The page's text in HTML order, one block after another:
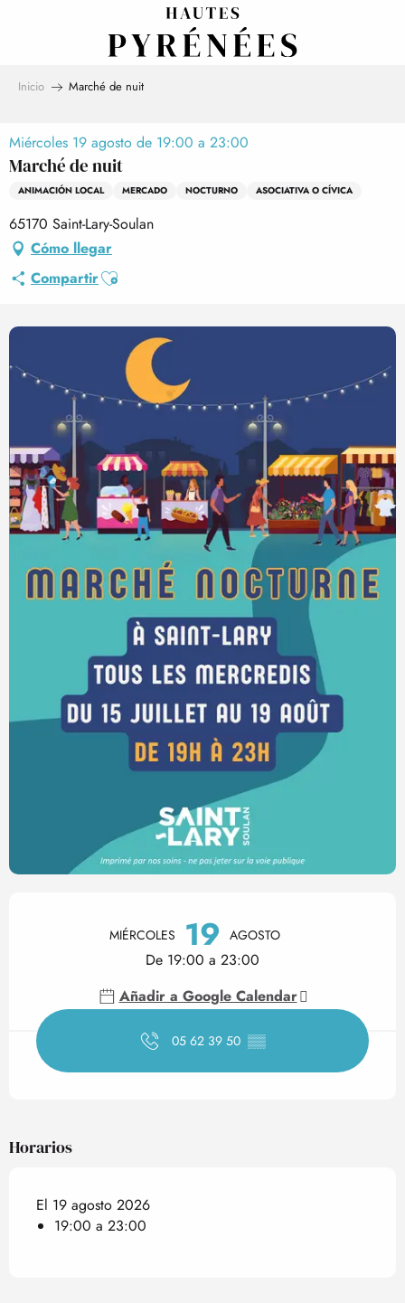
Inicio Marché de nuit
Miércoles 19 agosto de 19:00 a 23:00
Marché de nuit
ANIMACIÓN LOCAL MERCADO NOCTURNO ASOCIATIVA O CÍVICA
65170 Saint-Lary-Soulan
Cómo llegar
CompartirAjouter aux favoris
Horarios y datos de
MIÉRCOLES 19 AGOSTO
De 19:00 a 23:00
Añadir a Google Calendar
05 62 39 50 ▒▒
Horarios
El 19 agosto 2026
19:00 a 23:00